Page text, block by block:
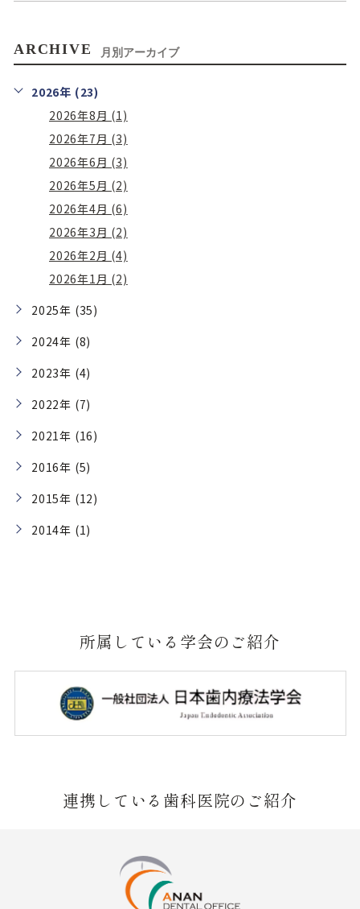
ARCHIVE 月別アーカイブ
2026年 (23)
2026年8月 (1)
2026年7月 (3)
2026年6月 (3)
2026年5月 (2)
2026年4月 (6)
2026年3月 (2)
2026年2月 (4)
2026年1月 (2)
2025年 (35)
2024年 (8)
2023年 (4)
2022年 (7)
2021年 (16)
2016年 (5)
2015年 (12)
2014年 (1)
所属している学会のご紹介
連携している歯科医院のご紹介